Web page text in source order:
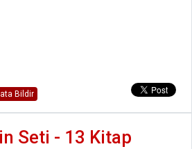
Bildir
Seti - 13 Kitap